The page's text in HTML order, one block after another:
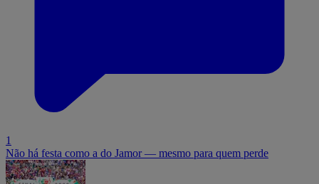
1
Não há festa como a do Jamor — mesmo para quem perde